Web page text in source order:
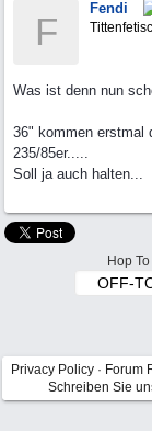
F
Fendi
Was ist denn nun
36" kommen erstmal
235/85er.....
Soll ja auch halten...
Hop To
Privacy Policy · Forum
Schreiben Sie